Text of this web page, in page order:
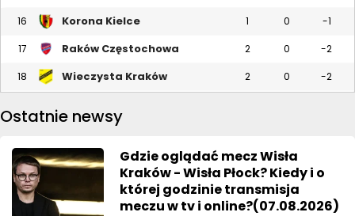
16 Korona Kielce 1 0 -1
17 Raków Częstochowa 2 0 -2
18 Wieczysta Kraków 2 0 -2
Ostatnie newsy
Gdzie oglądać mecz Wisła
Kraków - Wisła Płock? Kiedy i o
której godzinie transmisja
meczu w tv i online?(07.08.2026)